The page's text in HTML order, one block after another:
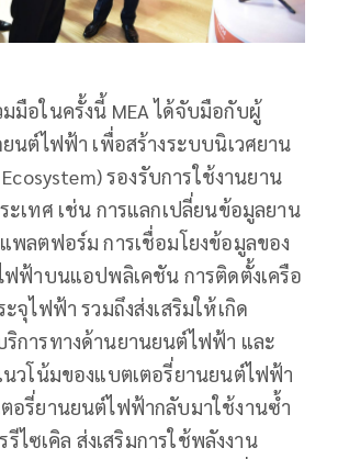
มือในครั้งนี้ MEA ได้จับมือกับผู้
นต์ไฟฟ้า เพื่อสร้างระบบนิเวศยาน
รองรับการใช้งานยาน
เทศ เช่น การแลกเปลี่ยนข้อมูลยาน
ลตฟอร์ม การเชื่อมโยงข้อมูลของ
ฟ้าบนแอปพลิเคชัน การติดตั้งเครือ
จุไฟฟ้า รวมถึงส่งเสริมให้เกิด
การทางด้านยานยนต์ไฟฟ้า และ
วโน้มของแบตเตอรี่ยานยนต์ไฟฟ้า
อรี่ยานยนต์ไฟฟ้ากลับมาใช้งานซ้ำ
รีไซเคิล ส่งเสริมการใช้พลังงาน